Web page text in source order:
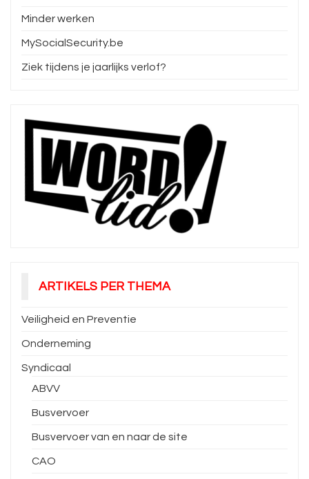
Minder werken
MySocialSecurity.be
Ziek tijdens je jaarlijks verlof?
ARTIKELS PER THEMA
Veiligheid en Preventie
Onderneming
Syndicaal
ABVV
Busvervoer
Busvervoer van en naar de site
CAO